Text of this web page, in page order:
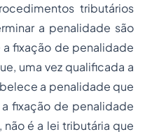
tributários
a penalidade são
a fixação de penalidade
uma vez qualificada a
a penalidade que
fixação de penalidade
é a lei tributária que